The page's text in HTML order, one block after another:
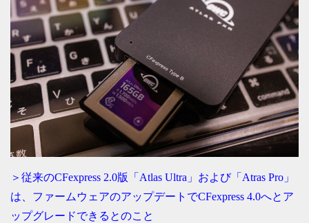
＞従来のCFexpress 2.0版「Atlas Ultra」および「Atras Pro」
は、ファームウェアのアップデートでCFexpress 4.0へとア
ップグレードできるとのこと